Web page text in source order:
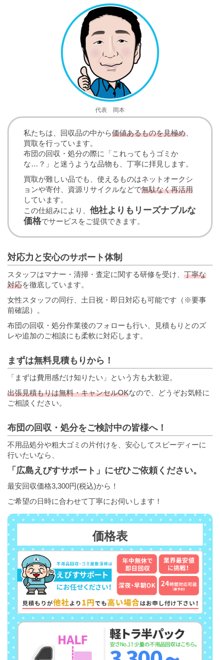
代表 岡本
私たちは、回収品の中から価値あるものを見極め
買取を行っています。
布団の回収・処分の際に「これってもうゴミか
な…？」と迷うような品物も、丁寧に拝見します。
買取が難しい品でも、使えるものはネットオークシ
ョンや寄付、資源リサイクルなどで無駄なく再活用
しています。
この仕組みにより、 他社よりもリーズナブルな
価格でサービスをご提供できます。
対応力と安心のサポート体制
スタッフはマナー・清掃・査定に関する研修を受け、 丁寧な
対応を徹底しています。
女性スタッフの同行、土日祝・即日対応も可能です（※要事
前確認）。
布団の回収・処分作業後のフォローも行い、見積もりとのズ
レや追加のご相談にも柔軟に対応します。
まずは無料見積もりから！
「まずは費用感だけ知りたい」という方も大歓迎。
出張見積もりは無料・キャンセルOKなので、どうぞお気軽に
ご相談ください。
布団の回収・処分をご検討中の皆様へ！
不用品処分や粗大ゴミの片付けを、安心してスピーディーに
行いたいなら、
「広島えびすサポート」にぜひご依頼ください。
最安回収価格3,300円(税込)から！
ご希望の日時に合わせて丁寧にお伺いします！
価格表